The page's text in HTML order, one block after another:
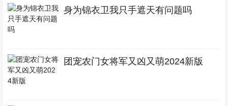
身为锦衣卫我只手遮天有问题吗
团宠农门女将军又凶又萌2024新版